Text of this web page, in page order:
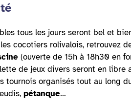
tous les jours seront bel et
cocotiers rolivalois, retrouvez
(ouverte de 15h à 18h30 en
de jeux divers seront en libre
tournois organisés tout au long
pétanque…